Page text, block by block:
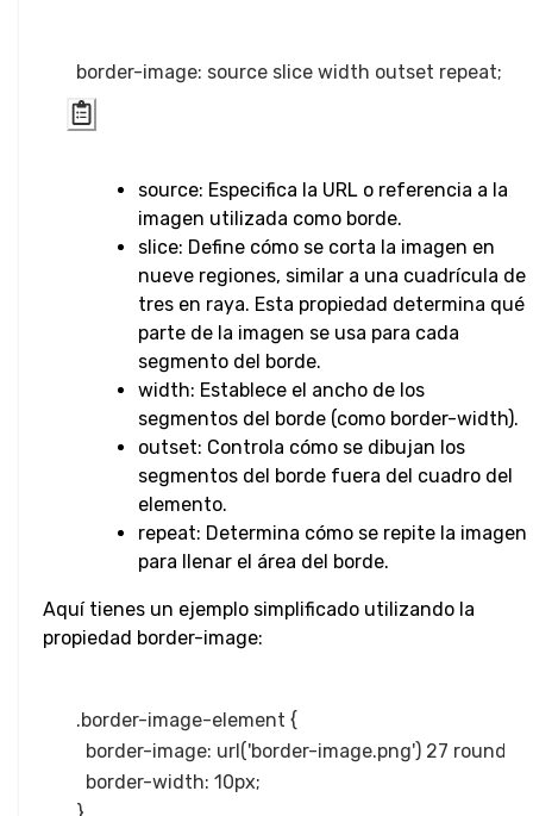
Rotar
Botón de
Checkbox y
Entrada de
Color
Fecha y Hora
Entrada de
Correo
source: Especifica la URL o referencia a la
imagen utilizada como borde.
slice: Define cómo se corta la imagen en
nueve regiones, similar a una cuadrícula de
tres en raya. Esta propiedad determina qué
parte de la imagen se usa para cada
segmento del borde.
width: Establece el ancho de los
segmentos del borde (como border-width).
outset: Controla cómo se dibujan los
segmentos del borde fuera del cuadro del
elemento.
repeat: Determina cómo se repite la imagen
para llenar el área del borde.
Aquí tienes un ejemplo simplificado utilizando la
propiedad border-image:
.border-image-element {
  border-image: url('border-image.png') 27 round;
  border-width: 10px;